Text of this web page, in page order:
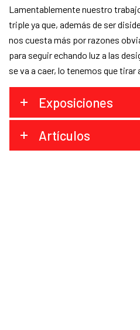
Lamentablemente nuestro
triple ya que, además de ser
nos cuesta más por razones
para seguir echando luz a las
se va a caer, lo tenemos que
Exposiciones
Artículos